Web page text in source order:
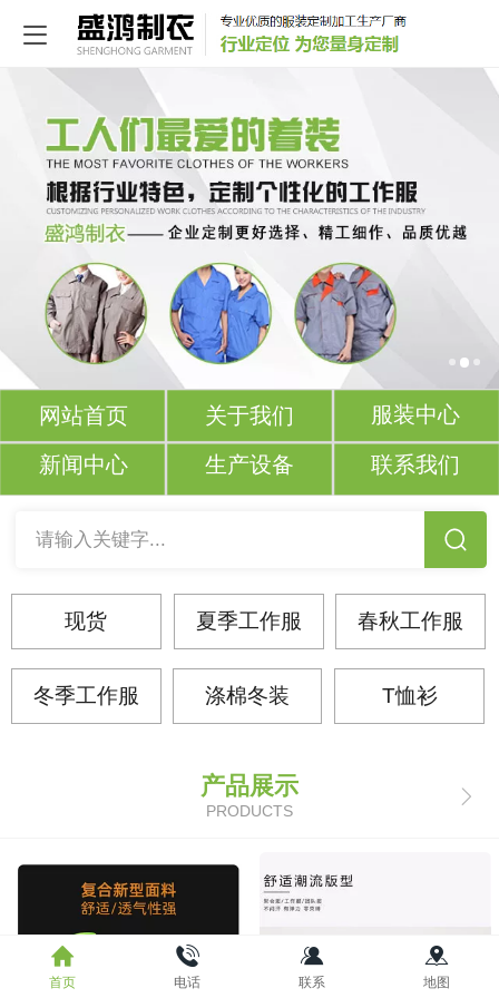
-
网站首页 关于我们 服装中心
新闻中心 生产设备 联系我们
请输入关键字...
现货 夏季工作服 春秋工作服
T恤衫
涤棉冬装
冬季工作服
产品展示
PRODUCTS
首页 电话 联系 地图